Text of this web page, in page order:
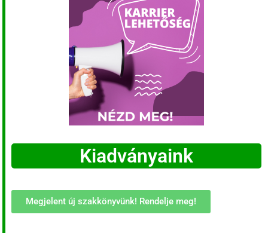
Kiadványaink
Megjelent új szakkönyvünk! Rendelje meg!